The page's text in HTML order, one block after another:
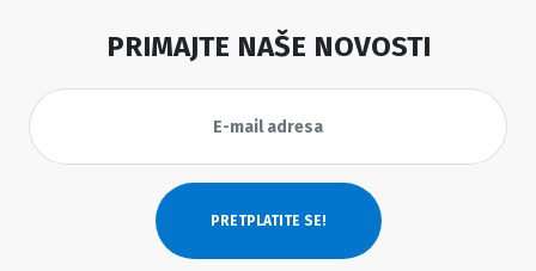
PRIMAJTE NAŠE NOVOSTI